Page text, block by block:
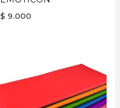
$ 9.000